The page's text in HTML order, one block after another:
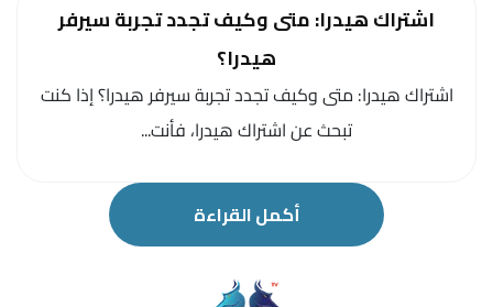
اشتراك هيدرا: متى وكيف تجدد تجربة سيرفر
هيدرا؟
اشتراك هيدرا: متى وكيف تجدد تجربة سيرفر هيدرا؟ إذا كنت
تبحث عن اشتراك هيدرا، فأنت...
أكمل القراءة